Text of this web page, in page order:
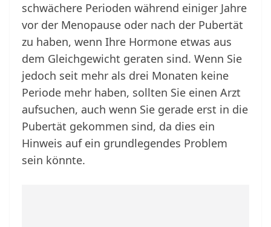
schwächere Perioden während einiger Jahre
vor der Menopause oder nach der Pubertät
zu haben, wenn Ihre Hormone etwas aus
dem Gleichgewicht geraten sind. Wenn Sie
jedoch seit mehr als drei Monaten keine
Periode mehr haben, sollten Sie einen Arzt
aufsuchen, auch wenn Sie gerade erst in die
Pubertät gekommen sind, da dies ein
Hinweis auf ein grundlegendes Problem
sein könnte.